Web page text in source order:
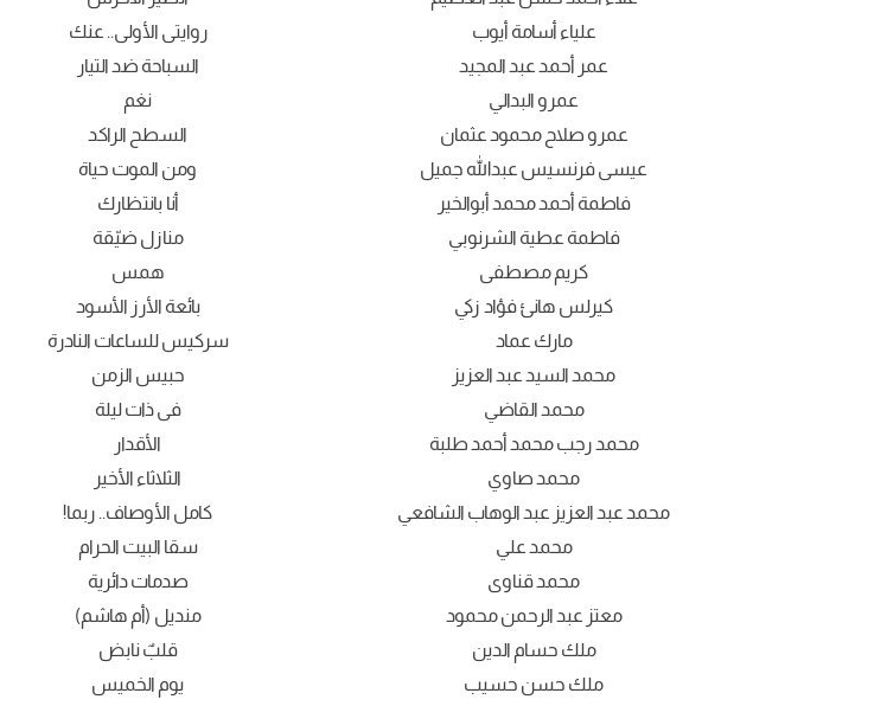
علياء أسامة أيوب
روايتى الأولى.. عنك
عمر أحمد عبد المجيد
السباحة ضد التيار
عمرو البدالي
نغم
عمرو صلاح محمود عثمان
السطح الراكد
عيسى فرنسيس عبدالله جميل
ومن الموت حياة
فاطمة أحمد محمد أبوالخير
أنا بانتظارك
فاطمة عطية الشرنوبي
منازل ضيّقة
كريم مصطفى
همس
كيرلس هانئ فؤاد زكي
بائعة الأرز الأسود
مارك عماد
سركيس للساعات النادرة
محمد السيد عبد العزيز
حبيس الزمن
محمد القاضي
فى ذات ليلة
محمد رجب محمد أحمد طلبة
الأقدار
محمد صاوي
الثلاثاء الأخير
محمد عبد العزيز عبد الوهاب الشافعي
كامل الأوصاف.. ربما!
محمد علي
سقا البيت الحرام
محمد قناوى
صدمات دائرية
معتز عبد الرحمن محمود
منديل (أم هاشم)
ملك حسام الدين
قلبٌ نابض
ملك حسن حسيب
يوم الخميس